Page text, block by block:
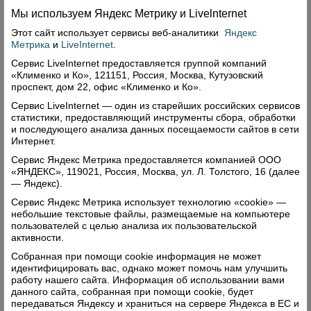
После первого круга первенства Верховажского
района по мини-футболу лидерство захватила
команда «Ветераны», в активе которой 18 очков.
На втором месте с 15 очками «Вага». На три
очка меньше у чушевицкой «Зари». Правда, у
этих двух коллективов по одной игре в запасе.
По 12 очков набрали также «Морозово» и
ПУ-53. Шесть у ДЮСШ, по три – у «Севера» и
«Лиги».
На сегодняшний день лучшими бомбардирами
чемпионата являются Сергей Мухорин из
команды «Ветераны» и Максим Богданов из
ПУ-53, забившие по 14 мячей каждый. На счету
Валерия Мухорина («Вага») 11 голов, Алексея
Градова («Морозово») – 10.
Владимир Басов.
Мы используем Яндекс Метрику и Livelnternet
Этот сайт использует сервисы веб-аналитики
Яндекс
Метрика и LiveInternet
Сервис LiveInternet предоставляется группой компаний
«Клименко и Ко», 121151, Россия, Москва, Кутузовский
проспект, дом 22, офис «Клименко и Ко».
Сервис LiveInternet — один из старейших российских сервисов
статистики, предоставляющий инструменты сбора, обработки
и последующего анализа данных посещаемости сайтов в сети
Интернет.
Сервис Яндекс Метрика предоставляется компанией ООО
«ЯНДЕКС», 119021, Россия, Москва, ул. Л. Толстого, 16 (далее
— Яндекс).
Сервис Яндекс Метрика использует технологию «cookie» —
небольшие текстовые файлы, размещаемые на компьютере
пользователей с целью анализа их пользовательской
активности.
Собранная при помощи cookie информация не может
идентифицировать вас, однако может помочь нам улучшить
работу нашего сайта. Информация об использовании вами
данного сайта, собранная при помощи cookie, будет
передаваться Яндексу и храниться на сервере Яндекса в ЕС и